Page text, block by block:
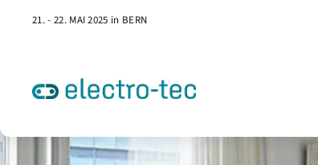
21. - 22. MAI 2025 in BERN